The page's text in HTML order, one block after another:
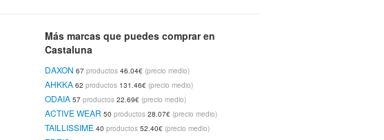
Jersey Con Escote De Pico, De Materia Acrílica
Con Tacto De Cachemir
31.99€
Pijama De Punto 100% Algodón Tienda:
ODAIA
31.99€
Más marcas que puedes comprar en
Castaluna
DAXON 67productos 46.04€ (precio medio)
AHKKA 62productos 131.46€ (precio medio)
ODAIA 57productos 22.69€ (precio medio)
ACTIVE WEAR 50productos 28.07€ (precio medio)
TAILLISSIME 40productos 52.40€ (precio medio)